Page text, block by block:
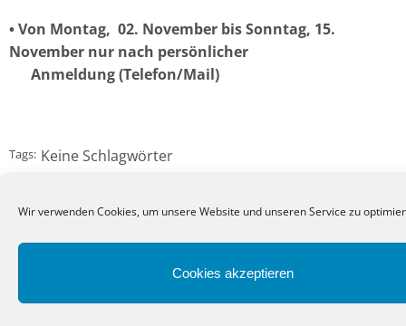
Wir verwenden Cookies, um unsere Website und unseren Service zu
Cookies akzeptieren
•Von Montag, 02. November bis Sonntag, 15.
November nur nach persönlicher
Anmeldung (Telefon/Mail)
Tags: Keine Schlagwörter